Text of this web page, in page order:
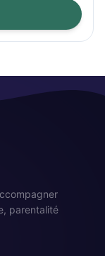
parentalité